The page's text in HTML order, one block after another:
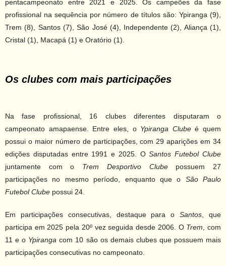
pentacampeonato entre 2021 e 2025. Os campeões da fase
profissional na sequência por número de títulos são: Ypiranga (9),
Trem (8), Santos (7), São José (4), Independente (2), Aliança (1),
Cristal (1), Macapá (1) e Oratório (1).
Os clubes com mais participações
Na fase profissional, 16 clubes diferentes disputaram o
campeonato amapaense. Entre eles, o Ypiranga Clubeé quem
possui o maior número de participações, com 29 aparições em 34
edições disputadas entre 1991 e 2025. OSantos Futebol Clube
juntamente com o Trem Desportivo Clubepossuem 27
participações no mesmo período, enquanto que o São Paulo
Futebol Clube possui 24.
Em participações consecutivas, destaque para oSantos, que
participa em 2025 pela 20º vez seguida desde 2006. O Trem, com
11 e o Ypiranga com 10 são os demais clubes que possuem mais
participações consecutivas no campeonato.